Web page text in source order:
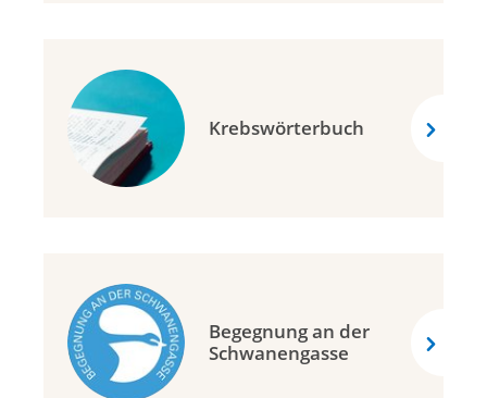
Krebswörterbuch
Begegnung an der
Schwanengasse